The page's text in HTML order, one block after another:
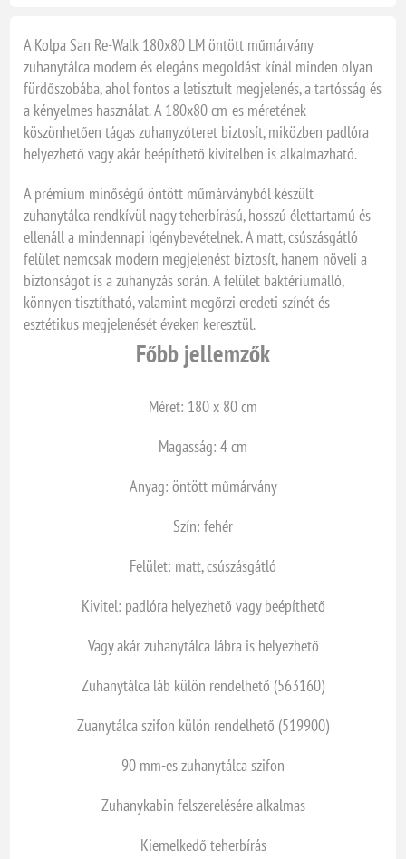
A Kolpa San Re-Walk 180x80 LM öntött műmárvány
zuhanytálca modern és elegáns megoldást kínál minden olyan
fürdőszobába, ahol fontos a letisztult megjelenés, a tartósság és
a kényelmes használat. A 180x80 cm-es méretének
köszönhetően tágas zuhanyzóteret biztosít, miközben padlóra
helyezhető vagy akár beépíthető kivitelben is alkalmazható.
A prémium minőségű öntött műmárványból készült
zuhanytálca rendkívül nagy teherbírású, hosszú élettartamú és
ellenáll a mindennapi igénybevételnek. A matt, csúszásgátló
felület nemcsak modern megjelenést biztosít, hanem növeli a
biztonságot is a zuhanyzás során. A felület baktériumálló,
könnyen tisztítható, valamint megőrzi eredeti színét és
esztétikus megjelenését éveken keresztül.
Főbb jellemzők
Méret: 180 x 80 cm
Magasság: 4 cm
Anyag: öntött műmárvány
Szín: fehér
Felület: matt, csúszásgátló
Kivitel: padlóra helyezhető vagy beépíthető
Vagy akár zuhanytálca lábra is helyezhető
Zuhanytálca láb külön rendelhető (563160)
Zuanytálca szifon külön rendelhető (519900)
90 mm-es zuhanytálca szifon
Zuhanykabin felszerelésére alkalmas
Kiemelkedő teherbírás